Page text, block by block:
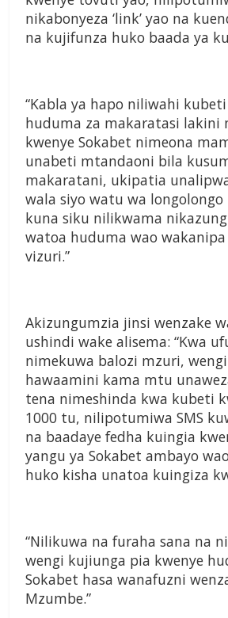
nikabonyeza ‘link’ yao na
na kujifunza huko baada ya
“Kabla ya hapo niliwahi
huduma za makaratasi lakini
kwenye Sokabet nimeona
unabeti mtandaoni bila
makaratani, ukipatia
wala siyo watu wa longolongo
kuna siku nilikwama
watoa huduma wao wakanipa
vizuri.”
Akizungumzia jinsi wenzake
ushindi wake alisema: “Kwa
nimekuwa balozi mzuri,
hawaamini kama mtu
tena nimeshinda kwa kubeti
1000 tu, nilipotumiwa SMS
na baadaye fedha kuingia
yangu ya Sokabet ambayo
huko kisha unatoa kuingiza
“Nilikuwa na furaha sana na
wengi kujiunga pia kwenye
Sokabet hasa wanafuzni
Mzumbe.”